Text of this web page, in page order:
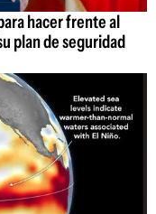
hacer frente al
plan de seguridad